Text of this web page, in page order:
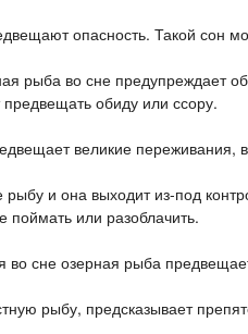
опасность. Такой сон
рыба во сне предупреждает
обиду или ссору.
великие переживания,
и она выходит из-под
поймать или разоблачить.
во сне озерная рыба
рыбу, предсказывает